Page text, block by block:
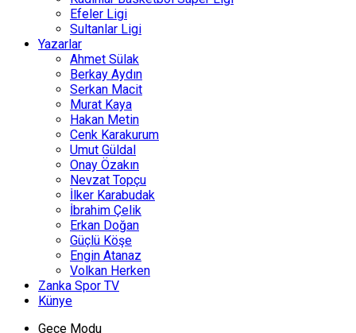
Efeler Ligi
Sultanlar Ligi
Yazarlar
Ahmet Sülak
Berkay Aydın
Serkan Macit
Murat Kaya
Hakan Metin
Cenk Karakurum
Umut Güldal
Onay Özakın
Nevzat Topçu
İlker Karabudak
İbrahim Çelik
Erkan Doğan
Güçlü Köşe
Engin Atanaz
Volkan Herken
Zanka Spor TV
Künye
Gece Modu